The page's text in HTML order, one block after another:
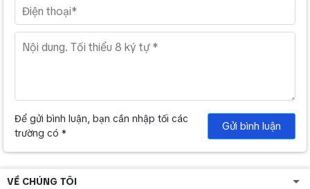
Để gửi bình luận, bạn cần nhập tối các
trường có *
Gửi bình luận
VỀ CHÚNG TÔI